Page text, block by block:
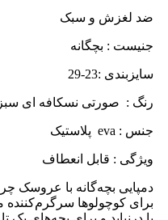
ضد لغزش و سبک
جنیست : بچگانه
سایزبندی :23-29
رنگ : صورتی نسکافه ای
جنس : eva پلاستیک
ویژگی : قابل انعطاف
دمپایی بچه‌گانه با عروسک
برای کوچولوها سرگرم‌کننده